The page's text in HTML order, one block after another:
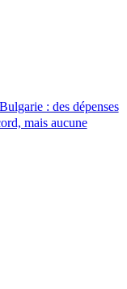
: des dépenses
mais aucune